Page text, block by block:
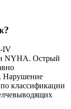
IV
NYHA. Острый
Нарушение
классификации